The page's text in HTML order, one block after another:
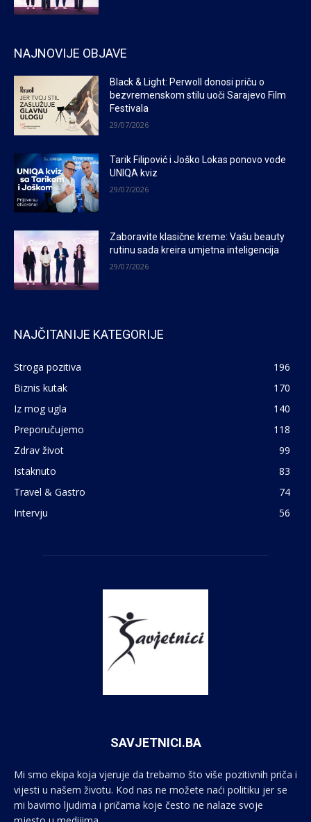
NAJNOVIJE OBJAVE
Black & Light: Perwoll donosi priču o
bezvremenskom stilu uoči Sarajevo Film
Festivala
29/07/2026
Tarik Filipović i Joško Lokas ponovo vode
UNIQA kviz
29/07/2026
Zaboravite klasične kreme: Vašu beauty
rutinu sada kreira umjetna inteligencija
29/07/2026
NAJČITANIJE KATEGORIJE
Stroga pozitiva
196
Biznis kutak
170
Iz mog ugla
140
Preporučujemo
118
Zdrav život
99
Istaknuto
83
Travel & Gastro
74
Intervju
56
SAVJETNICI.BA
Mi smo ekipa koja vjeruje da trebamo što više pozitivnih priča i
vijesti u našem životu. Kod nas ne možete naći politiku jer se
mi bavimo ljudima i pričama koje često ne nalaze svoje